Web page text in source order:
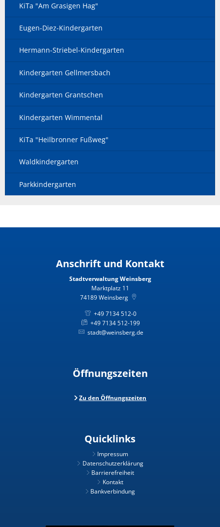
KiTa "Am Grasigen Hag"
Eugen-Diez-Kindergarten
Hermann-Striebel-Kindergarten
Kindergarten Gellmersbach
Kindergarten Grantschen
Kindergarten Wimmental
KiTa "Heilbronner Fußweg"
Waldkindergarten
Parkkindergarten
Anschrift und Kontakt
Stadtverwaltung Weinsberg
Marktplatz 11
74189Weinsberg
+49 7134 512-0
+49 7134 512-199
stadt@weinsberg.de
Öffnungszeiten
Zu den Öffnungszeiten
Quicklinks
Impressum
Datenschutzerklärung
Barrierefreiheit
Kontakt
Bankverbindung